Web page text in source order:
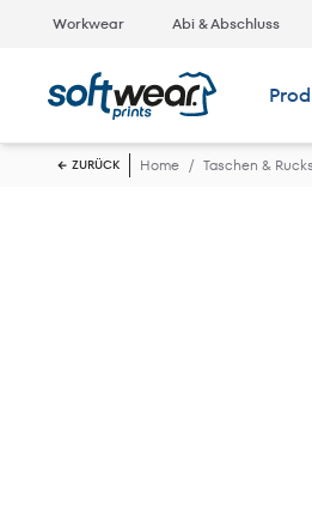
Workwear Abi & Abschluss
ZURÜCK Home Taschen &